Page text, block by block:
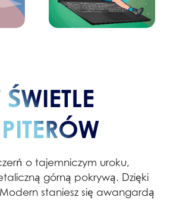
o tajemniczym uroku,
górną pokrywą. Dzięki
staniesz się awangardą